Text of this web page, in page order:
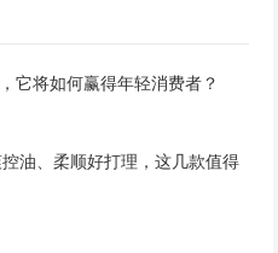
它将如何赢得年轻消费者？
油、柔顺好打理，这几款值得